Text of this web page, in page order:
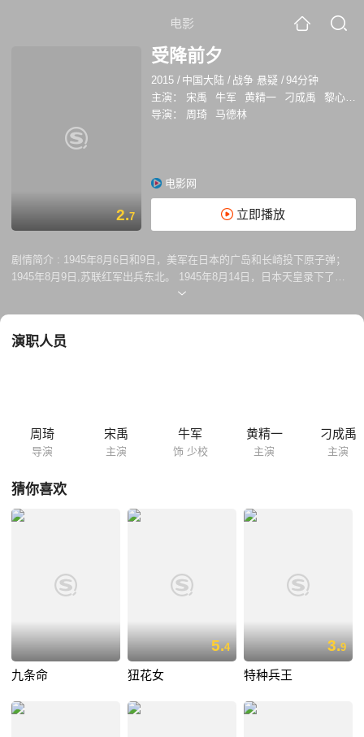
电影
2.7
受降前夕
2015 / 中国大陆 / 战争 悬疑 /94分钟
主演：
宋禹 牛军 黄精一 刁成禹 黎心韵
导演：
周琦 马德林
电影网
立即播放
剧情简介 : 1945年8月6日和9日，美军在日本的广岛和长崎投下原子弹；
1945年8月9日,苏联红军出兵东北。 1945年8月14日，日本天皇录下了停
战诏书，是夜，日本少壮派好战分子烟中发动了宫廷政变，杀死近卫军将
在芷江的洽降仪式進行破坏。手段为刺杀洽降代表，炸毁洽降仪式现场。”
务共聚于此，一时敌友难辨。每个人都看似无辜，每个人又各怀心事，他
们在此接受拷问，遭到质疑、出卖、背叛，...
演职人员
周琦
导演
宋禹
主演
牛军
饰 少校
黄精一
主演
刁成禹
主演
猜你喜欢
九条命
5.4
狃花女
3.9
特种兵王